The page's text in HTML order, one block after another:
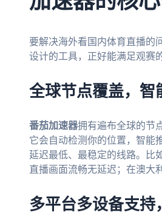
要解决海外看国内体育直播的
设计的工具，正好能满足观赛
全球节点覆盖，
番茄加速器拥有遍布全球的节
它会自动检测你的位置，智能
延迟最低、最稳定的线路。比
直播画面流畅无延迟；在澳大
多平台多设备支